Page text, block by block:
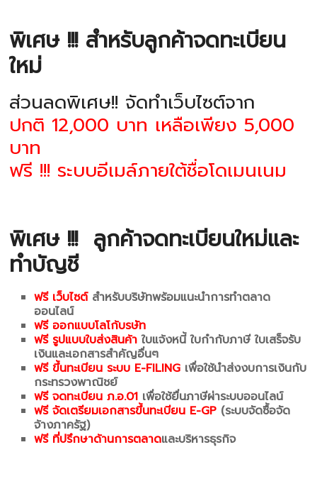
พิเศษ !!! สำหรับลูกค้าจดทะเบียน
ใหม่
ส่วนลดพิเศษ!! จัดทำเว็บไซต์จาก
ปกติ 12,000 บาท เหลือเพียง 5,000
บาท
ฟรี !!! ระบบอีเมล์ภายใต้ชื่อโดเมนเนม
พิเศษ !!! ลูกค้าจดทะเบียนใหม่และ
ทำบัญชี
ฟรี เว็บไซต์สำหรับบริษัทพร้อมแนะนำการทำตลาด
ออนไลน์
ฟรี ออกแบบโลโก้บรษัท
ฟรี รูปแบบใบส่งสินค้า ใบแจ้งหนี้ ใบกำกับภาษี ใบเสร็จรับ
เงินและเอกสารสำคัญอื่นๆ
ฟรี ขึ้นทะเบียน ระบบ E-FILING เพื่อใช้นำส่งงบการเงินกับ
กระทรวงพาณิชย์
ฟรี จดทะเบียน ภ.อ.01 เพื่อใช้ยื่นภาษีผ่าระบบออนไลน์
ฟรี จัดเตรียมเอกสารขึ้นทะเบียน E-GP (ระบบจัดซื้อจัด
จ้างภาครัฐ)
ฟรี ที่ปรึกษาด้านการตลาดและบริหารธุรกิจ